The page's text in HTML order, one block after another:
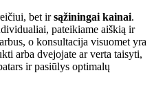
bet irsąžiningai kainai.
pateikiame aiškią ir
o konsultacija visuomet yra
arba dvejojate ar verta taisyti,
ir pasiūlys optimalų